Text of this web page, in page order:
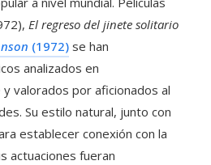
El regreso del jinete solitario
(1972) se han
analizados en
valorados por aficionados al
Su estilo natural, junto con
establecer conexión con la
actuaciones fueran